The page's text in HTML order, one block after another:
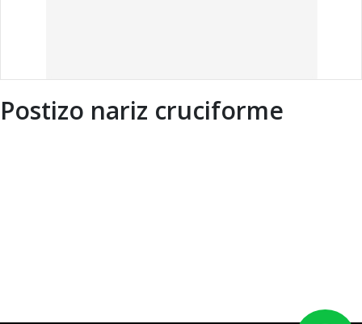
Postizo nariz cruciforme